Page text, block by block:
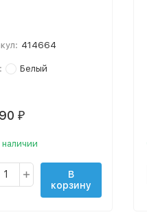
414664
Белый
₽
В
корзину